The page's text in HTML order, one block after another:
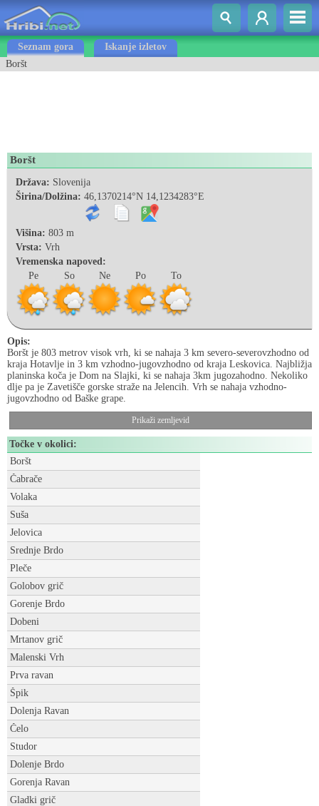
Seznam gora
Iskanje izletov
Boršt
Boršt
Država: Slovenija
Širina/Dolžina: 46,1370214°N 14,1234283°E
Višina: 803 m
Vrsta: Vrh
Vremenska napoved:
Pe
So Ne Po To
Opis:
Boršt je 803 metrov visok vrh, ki se nahaja 3 km severo-severovzhodno od
kraja Hotavlje in 3 km vzhodno-jugovzhodno od kraja Leskovica. Najbližja
planinska koča je Dom na Slajki, ki se nahaja 3km jugozahodno. Nekoliko
dlje pa je Zavetišče gorske straže na Jelencih. Vrh se nahaja vzhodno-
jugovzhodno od Baške grape.
Prikaži zemljevid
Točke v okolici:
Boršt
Čabrače
Volaka
Suša
Jelovica
Srednje Brdo
Pleče
Golobov grič
Gorenje Brdo
Dobeni
Mrtanov grič
Malenski Vrh
Prva ravan
Špik
Dolenja Ravan
Čelo
Studor
Dolenje Brdo
Gorenja Ravan
Gladki grič